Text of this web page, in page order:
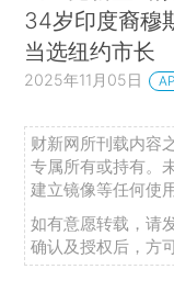
34岁印度裔穆
当选纽约市长
2025年11月05日
财新网所刊载内容
专属所有或持有。
建立镜像等任何使用
如有意愿转载，请
确认及授权后，方